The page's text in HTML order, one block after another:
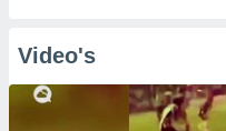
Video's